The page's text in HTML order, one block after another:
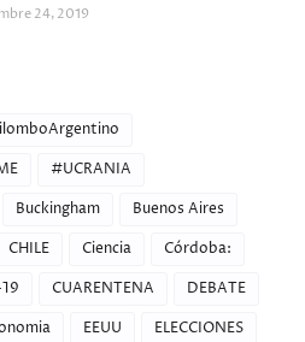
24, 2019
#UCRANIA
Buckingham
Buenos Aires
CHILE Ciencia
Córdoba:
CUARENTENA
DEBATE
EEUU
ELECCIONES